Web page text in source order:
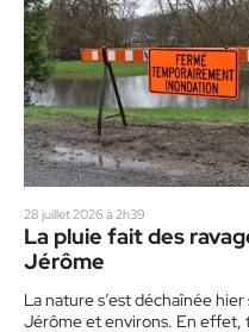
28 juillet 2026 à 2h39
La pluie fait des
Jérôme
La nature s’est déchaînée
Jérôme et environs. En effet,